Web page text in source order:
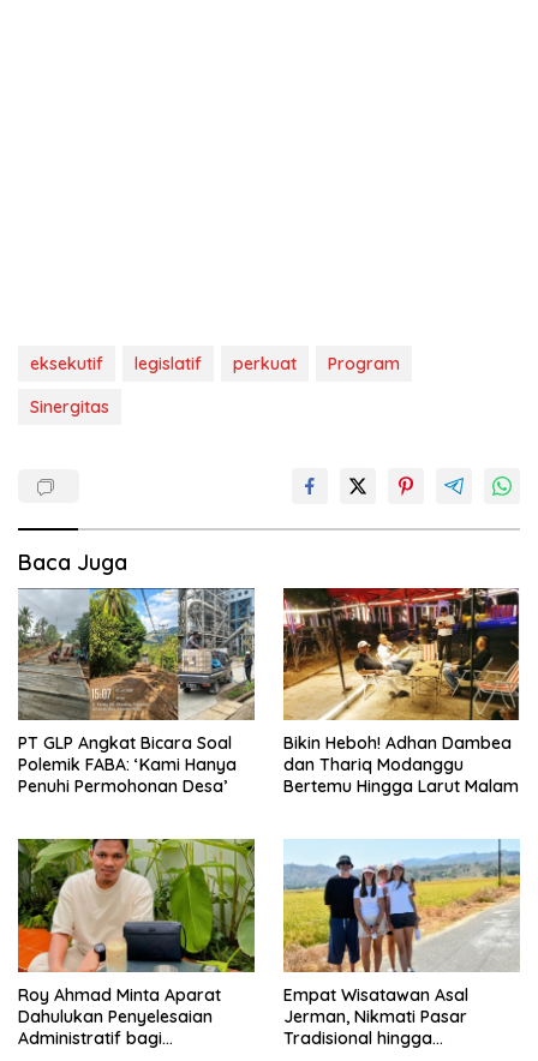
eksekutif legislatif perkuat
Program
Sinergitas
Baca Juga
PT GLP Angkat Bicara Soal
Polemik FABA: ‘Kami Hanya
Penuhi Permohonan Desa’
Bikin Heboh! Adhan Dambea
dan Thariq Modanggu
Bertemu Hingga Larut Malam
Roy Ahmad Minta Aparat
Dahulukan Penyelesaian
Administratif bagi
Empat Wisatawan Asal
Jerman, Nikmati Pasar
Tradisional hingga